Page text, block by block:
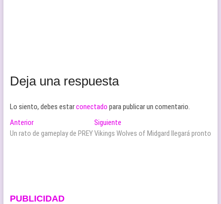
Deja una respuesta
Lo siento, debes estarconectado para publicar un comentario.
Navegación
de
AnteriorEntrada
anterior:
Un rato de gameplay de PREY
Siguiente
siguiente:
Vikings Wolves of Midgard llegará pronto
PUBLICIDAD